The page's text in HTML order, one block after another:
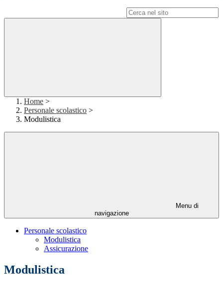
Home >
Personale scolastico >
Modulistica
Menu di
navigazione
Personale scolastico
Modulistica
Assicurazione
Modulistica